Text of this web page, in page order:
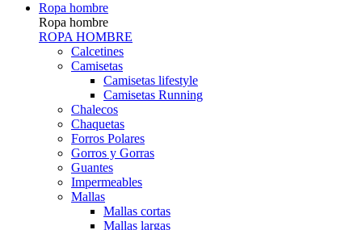
Ropa hombre
Ropa hombre
ROPA HOMBRE
Calcetines
Camisetas
Camisetas lifestyle
Camisetas Running
Chalecos
Chaquetas
Forros Polares
Gorros y Gorras
Guantes
Impermeables
Mallas
Mallas cortas
Mallas largas